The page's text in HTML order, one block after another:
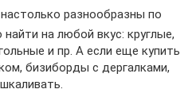
разнообразны по
на любой вкус: круглые,
и пр. А если еще купить
бизиборды с дергалками,